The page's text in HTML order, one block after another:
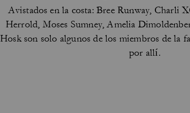
Avistados en la costa: Bree Runway, Charli
Herrold, Moses Sumney, Amelia
Hosk son solo algunos de los miembros de la
por allí.